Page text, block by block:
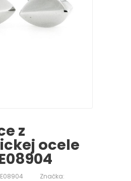
z
ocele
Značka: